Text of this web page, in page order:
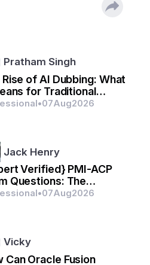
मुख्य बोलियाँ हैं?
Pratham Singh
Rise of AI Dubbing: What
for Traditional
Localization
•07Aug2026
Jack Henry
Verified} PMI-ACP
Questions: The
Way to Prepare
•07Aug2026
Vicky
Can Oracle Fusion